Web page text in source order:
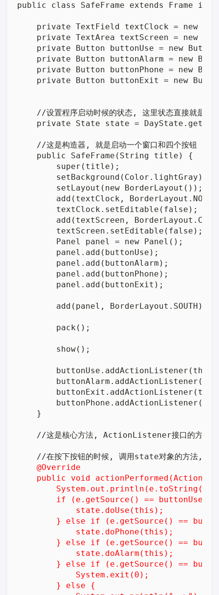
public class SafeFrame extends Frame
private TextField textClock = new
private TextArea textScreen = new
private Button buttonUse = new
private Button buttonAlarm = new
private Button buttonPhone = new
private Button buttonExit = new
//设置程序启动时候的状态, 这里状态直接就是一
private State state =
    //这是构造器, 就是启动一个窗口和四个按钮
    public SafeFrame(String title) {
        super(title);
        setBackground(Color.lightGray);
        setLayout(new BorderLayout());
add(textClock,
        textClock.setEditable(false);
add(textScreen,
        textScreen.setEditable(false);
        Panel panel = new Panel();
        panel.add(buttonUse);
        panel.add(buttonAlarm);
        panel.add(buttonPhone);
        panel.add(buttonExit);
        add(panel, BorderLayout.SOUTH);
        pack();
        show();
    }
    //这是核心方法, ActionListener接口的方法
    @Override
public void
        System.out.println(e.toString());
        if (e.getSource() == buttonUse) {
            state.doUse(this);
} else if (e.getSource() ==
            state.doPhone(this);
} else if (e.getSource() ==
            state.doAlarm(this);
} else if (e.getSource() ==
            System.exit(0);
        } else {